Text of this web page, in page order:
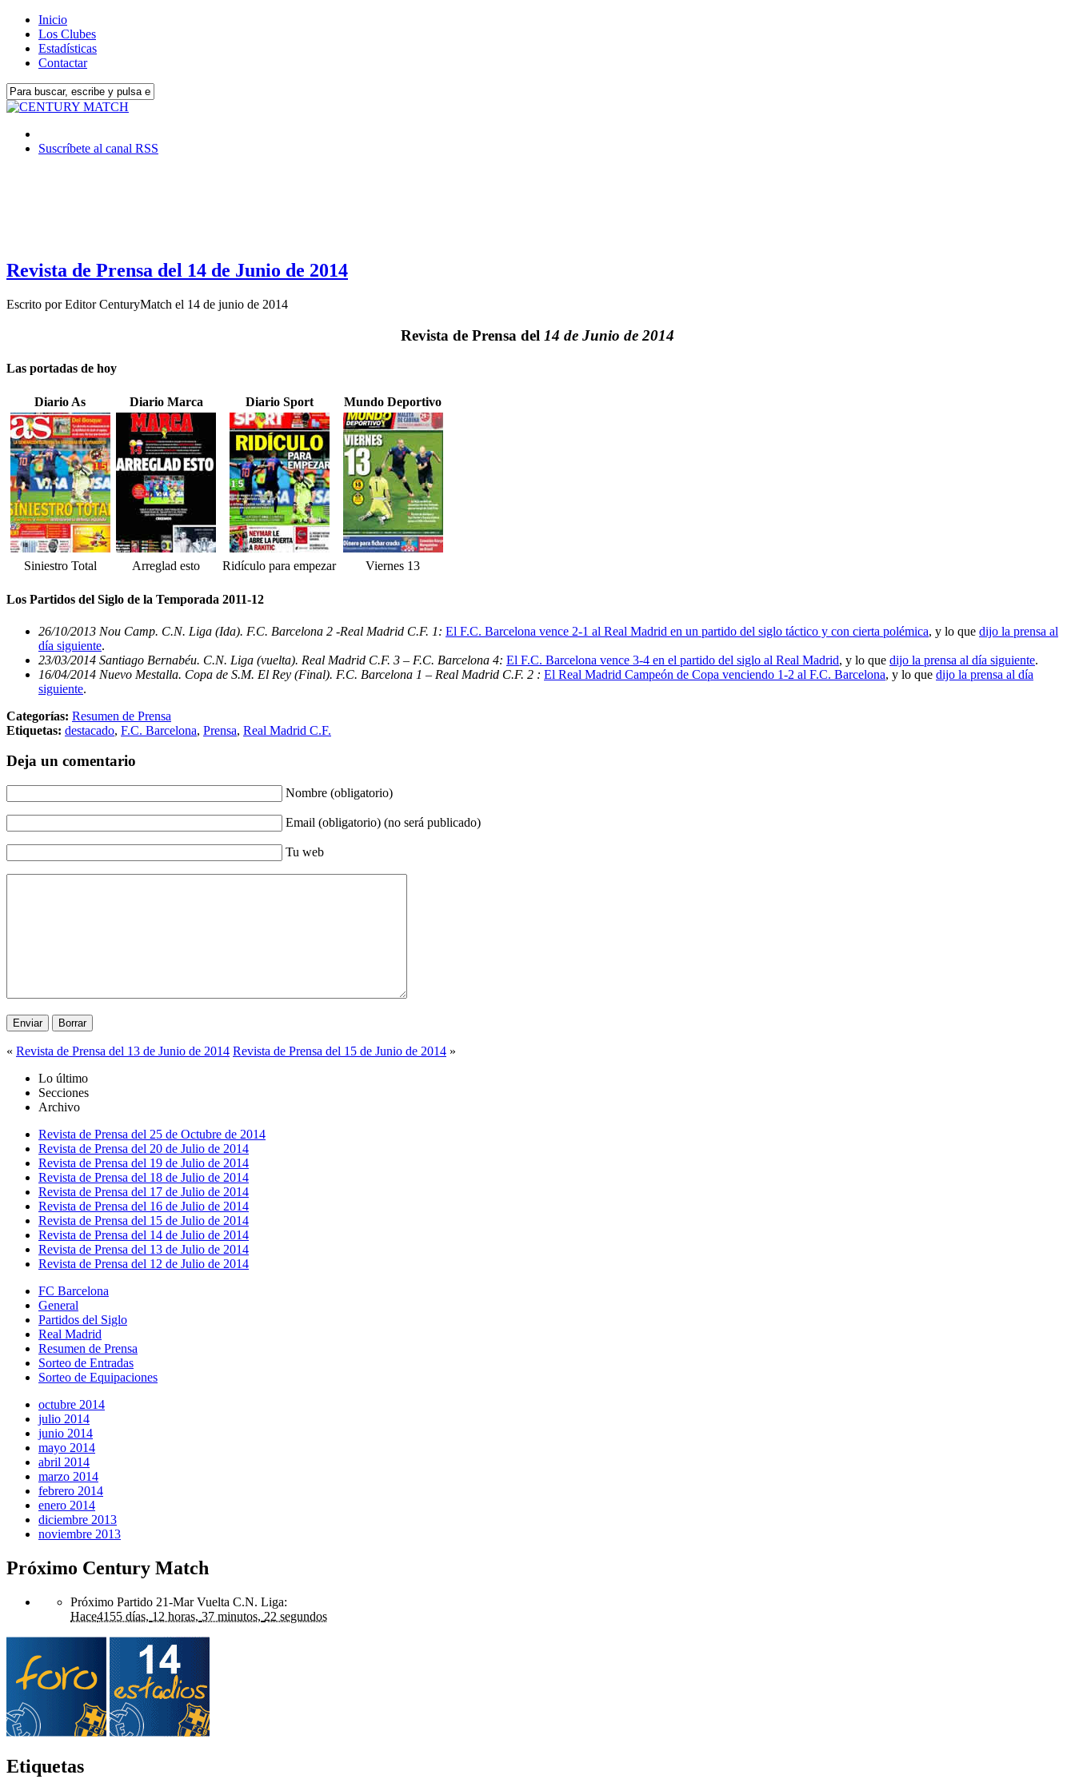
Inicio
Los Clubes
Estadísticas
Contactar
Suscríbete al canal RSS
Revista de Prensa del 14 de Junio de 2014
Escrito porEditor CenturyMatch el 14 de junio de 2014
Revista de Prensa del 14 de Junio de 2014
Las portadas de hoy
Diario As Diario Marca Diario Sport Mundo Deportivo
Siniestro Total Arreglad esto Ridículo para empezar Viernes 13
Los Partidos del Siglo de la Temporada 2011-12
26/10/2013 Nou Camp. C.N. Liga (Ida). F.C. Barcelona 2 -Real Madrid C.F. 1: El F.C. Barcelona vence 2-1 al Real Madrid en un partido del siglo táctico y con cierta polémica, y lo que dijo la prensa al
día siguiente.
23/03/2014 Santiago Bernabéu. C.N. Liga (vuelta). Real Madrid C.F. 3 – F.C. Barcelona 4: El F.C. Barcelona vence 3-4 en el partido del siglo al Real Madrid, y lo que dijo la prensa al día siguiente.
16/04/2014 Nuevo Mestalla. Copa de S.M. El Rey (Final). F.C. Barcelona 1 – Real Madrid C.F. 2 : El Real Madrid Campeón de Copa venciendo 1-2 al F.C. Barcelona, y lo que dijo la prensa al día
siguiente.
Categorías: Resumen de Prensa
Etiquetas: destacado, F.C. Barcelona, Prensa, Real Madrid C.F.
Deja un comentario
Nombre (obligatorio)
Email (obligatorio) (no será publicado)
Tu web
« Revista de Prensa del 13 de Junio de 2014 Revista de Prensa del 15 de Junio de 2014 »
Lo último
Secciones
Archivo
Revista de Prensa del 25 de Octubre de 2014
Revista de Prensa del 20 de Julio de 2014
Revista de Prensa del 19 de Julio de 2014
Revista de Prensa del 18 de Julio de 2014
Revista de Prensa del 17 de Julio de 2014
Revista de Prensa del 16 de Julio de 2014
Revista de Prensa del 15 de Julio de 2014
Revista de Prensa del 14 de Julio de 2014
Revista de Prensa del 13 de Julio de 2014
Revista de Prensa del 12 de Julio de 2014
FC Barcelona
General
Partidos del Siglo
Real Madrid
Resumen de Prensa
Sorteo de Entradas
Sorteo de Equipaciones
octubre 2014
julio 2014
junio 2014
mayo 2014
abril 2014
marzo 2014
febrero 2014
enero 2014
diciembre 2013
noviembre 2013
Próximo Century Match
Próximo Partido 21-Mar Vuelta C.N. Liga:
Hace4155 días, 12 horas, 37 minutos, 22 segundos
Etiquetas